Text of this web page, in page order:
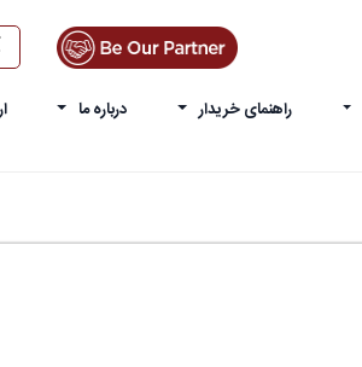
راهنمای خریدار درباره ما